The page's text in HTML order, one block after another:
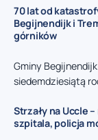
70 lat od
Begijnendijk i
górników
Gminy
siedemdziesiątą
Strzały na Uccle
szpitala, policja